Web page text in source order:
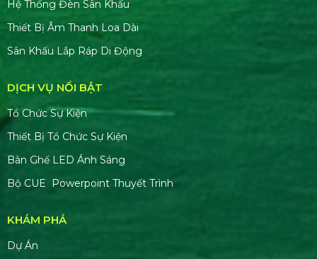
Hệ Thống Đèn Sân Khấu
Thiết Bị Âm Thanh Loa Dài
Sân Khấu Lắp Ráp Di Động
DỊCH VỤ NỔI BẬT
Tổ Chức Sự Kiện
Thiết Bị Tổ Chức Sự Kiện
Bàn Ghế LED Ánh Sáng
Bộ CUE Powerpoint Thuyết Trình
KHÁM PHÁ
Dự Án